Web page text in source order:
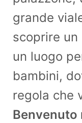
grande
scoprire
un luogo
bambini,
regola che
Benvenuto